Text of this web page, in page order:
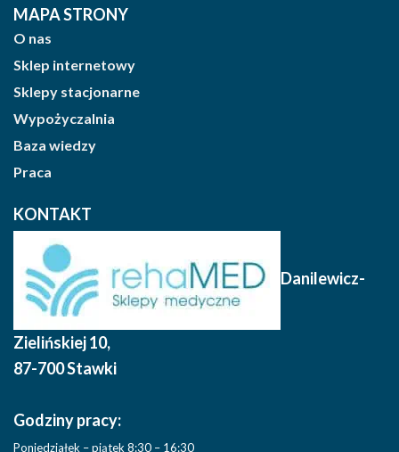
MAPA STRONY
O nas
Sklep internetowy
Sklepy stacjonarne
Wypożyczalnia
Baza wiedzy
Praca
KONTAKT
Danilewicz-
Zielińskiej 10,
87-700 Stawki
Godziny pracy:
Poniedziałek – piątek 8:30 – 16:30